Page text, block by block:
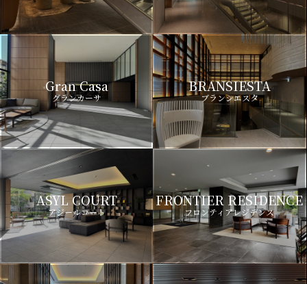
Gran Casa
グランカーサ
BRANSIESTA
ブランシエスタ
ASYL COURT
アジールコート
FRONTIER RESIDENCE
フロンティアレジデンス